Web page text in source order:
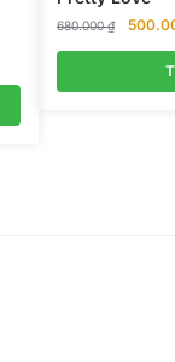
680.000₫
Giá
gốc